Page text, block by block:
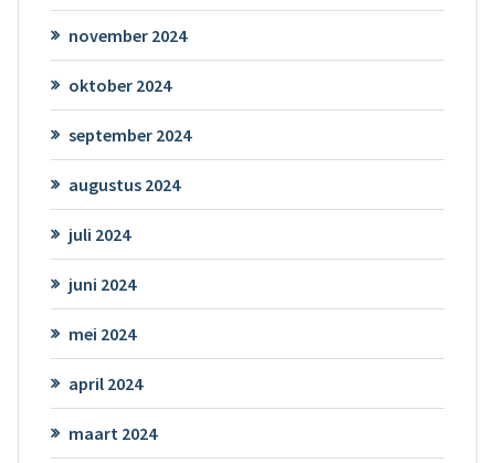
november 2024
oktober 2024
september 2024
augustus 2024
juli 2024
juni 2024
mei 2024
april 2024
maart 2024